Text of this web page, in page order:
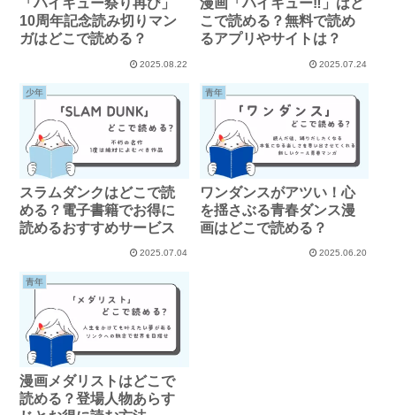
「ハイキュー祭り再び」
10周年記念読み切りマン
ガはどこで読める？
2025.08.22
漫画「ハイキュー‼」はど
こで読める？無料で読め
るアプリやサイトは？
2025.07.24
少年
スラムダンクはどこで読
める？電子書籍でお得に
読めるおすすめサービス
2025.07.04
青年
ワンダンスがアツい！心
を揺さぶる青春ダンス漫
画はどこで読める？
2025.06.20
青年
漫画メダリストはどこで
読める？登場人物あらす